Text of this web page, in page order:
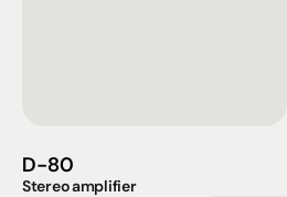
D-80
Stereo amplifier